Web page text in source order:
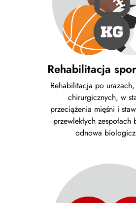
Rehabilitacja
Rehabilitacja po
chirurgicznych, w
przeciążenia mięśni i
przewlekłych
odnowa